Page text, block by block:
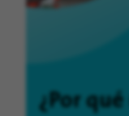
¿Por